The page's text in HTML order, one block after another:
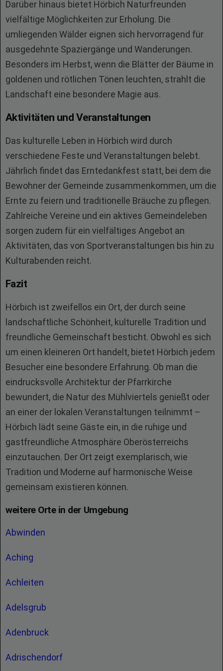
Darüber hinaus bietet Hörbich Naturfreunden
vielfältige Möglichkeiten zur Erholung. Die
umliegenden Wälder eignen sich hervorragend für
ausgedehnte Spaziergänge und Wanderungen.
Besonders im Herbst, wenn die Blätter der Bäume in
goldenen und rötlichen Tönen leuchten, strahlt die
Landschaft eine besondere Magie aus.
Aktivitäten und Veranstaltungen
Das kulturelle Leben in Hörbich wird durch
verschiedene Feste und Veranstaltungen belebt.
Jährlich findet das Erntedankfest statt, bei dem die
Bewohner der Gemeinde zusammenkommen, um die
Ernte zu feiern und traditionelle Bräuche zu pflegen.
Zahlreiche Vereine und ein aktives Gemeindeleben
sorgen zudem für ein vielfältiges Angebot an
Aktivitäten, das von Sportveranstaltungen bis hin zu
Kulturabenden reicht.
Fazit
Hörbich ist zweifellos ein Ort, der durch seine
landschaftliche Schönheit, kulturelle Tradition und
freundliche Gemeinschaft besticht. Obwohl es sich
um einen kleineren Ort handelt, bietet Hörbich jedem
Besucher eine besondere Erfahrung. Ob man die
eindrucksvolle Architektur der Pfarrkirche
bewundert, die Natur des Mühlviertels genießt oder
an einer der lokalen Veranstaltungen teilnimmt –
Hörbich lädt seine Gäste ein, in die ruhige und
gastfreundliche Atmosphäre Oberösterreichs
einzutauchen. Der Ort zeigt exemplarisch, wie
Tradition und Moderne auf harmonische Weise
gemeinsam existieren können.
weitere Orte in der Umgebung
Abwinden
Aching
Achleiten
Adelsgrub
Adenbruck
Adrischendorf